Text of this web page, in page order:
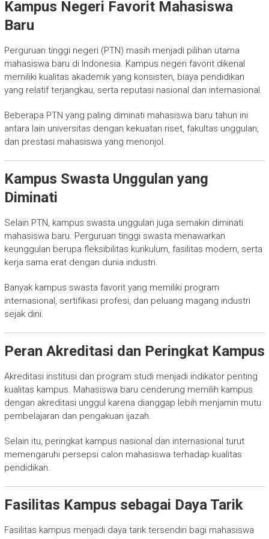
Kampus Negeri Favorit Mahasiswa
Baru
Perguruan tinggi negeri (PTN) masih menjadi pilihan utama
mahasiswa baru di Indonesia. Kampus negeri favorit dikenal
memiliki kualitas akademik yang konsisten, biaya pendidikan
yang relatif terjangkau, serta reputasi nasional dan internasional.
Beberapa PTN yang paling diminati mahasiswa baru tahun ini
antara lain universitas dengan kekuatan riset, fakultas unggulan,
dan prestasi mahasiswa yang menonjol.
Kampus Swasta Unggulan yang
Diminati
Selain PTN, kampus swasta unggulan juga semakin diminati
mahasiswa baru. Perguruan tinggi swasta menawarkan
keunggulan berupa fleksibilitas kurikulum, fasilitas modern, serta
kerja sama erat dengan dunia industri.
Banyak kampus swasta favorit yang memiliki program
internasional, sertifikasi profesi, dan peluang magang industri
sejak dini.
Peran Akreditasi dan Peringkat Kampus
Akreditasi institusi dan program studi menjadi indikator penting
kualitas kampus. Mahasiswa baru cenderung memilih kampus
dengan akreditasi unggul karena dianggap lebih menjamin mutu
pembelajaran dan pengakuan ijazah.
Selain itu, peringkat kampus nasional dan internasional turut
memengaruhi persepsi calon mahasiswa terhadap kualitas
pendidikan.
Fasilitas Kampus sebagai Daya Tarik
Fasilitas kampus menjadi daya tarik tersendiri bagi mahasiswa